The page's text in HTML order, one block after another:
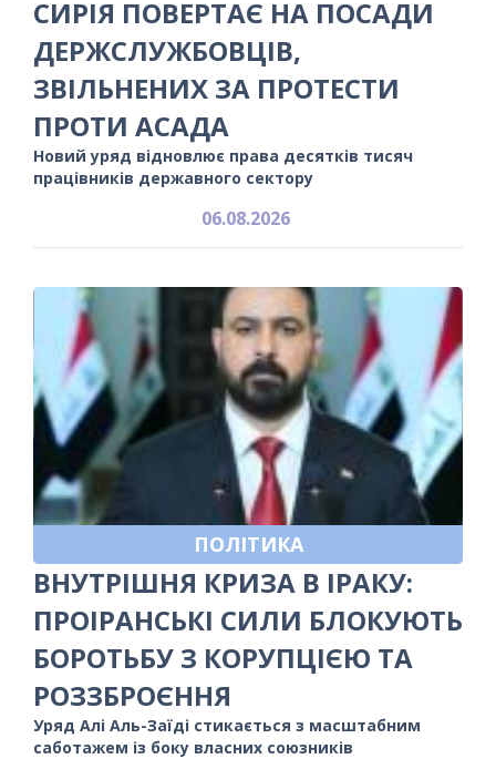
СИРІЯ ПОВЕРТАЄ НА ПОСАДИ
ДЕРЖСЛУЖБОВЦІВ,
ЗВІЛЬНЕНИХ ЗА ПРОТЕСТИ
ПРОТИ АСАДА
Новий уряд відновлює права десятків тисяч
працівників державного сектору
06.08.2026
ПОЛІТИКА
ВНУТРІШНЯ КРИЗА В ІРАКУ:
ПРОІРАНСЬКІ СИЛИ БЛОКУЮТЬ
БОРОТЬБУ З КОРУПЦІЄЮ ТА
РОЗЗБРОЄННЯ
Уряд Алі Аль-Заїді стикається з масштабним
саботажем із боку власних союзників